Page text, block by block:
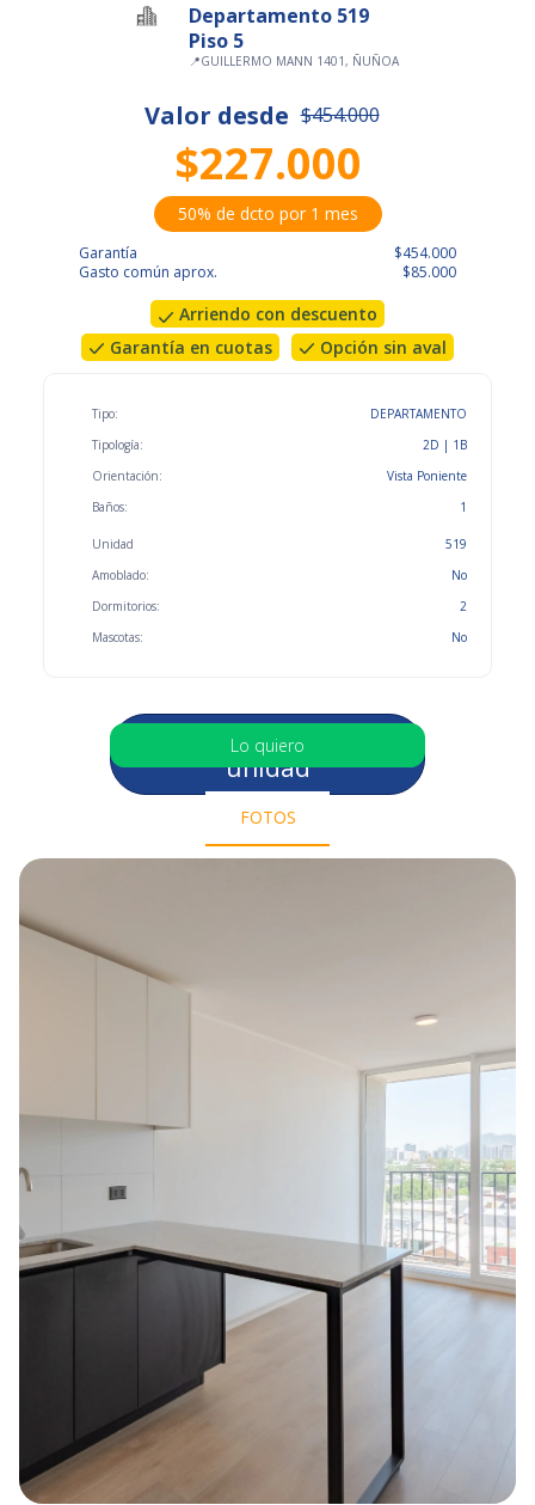
Departamento 519
Piso 5
📍GUILLERMO MANN 1401, ÑUÑOA
Valor desde $454.000
$227.000
50% de dcto por 1 mes
Garantía
Gasto común aprox.
$454.000
$85.000
Arriendo con descuento
Garantía en cuotas
Opción sin aval
Tipo:
Tipología:
Orientación:
Baños:
DEPARTAMENTO
2D | 1B
Vista Poniente
1
Unidad
Amoblado:
Dormitorios:
Mascotas:
519
No
2
No
Selecciona otra
unidad
Lo quiero
FOTOS